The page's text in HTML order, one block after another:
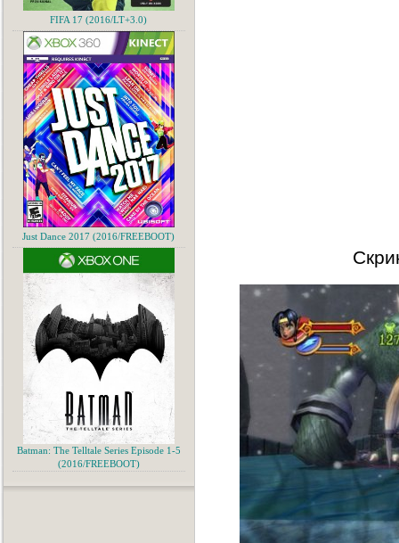
FIFA 17 (2016/LT+3.0)
Just Dance 2017 (2016/FREEBOOT)
Batman: The Telltale Series Episode 1-5
(2016/FREEBOOT)